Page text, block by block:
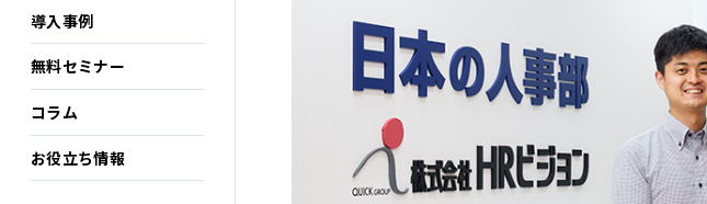
導入事例
無料セミナー
コラム
お役立ち情報